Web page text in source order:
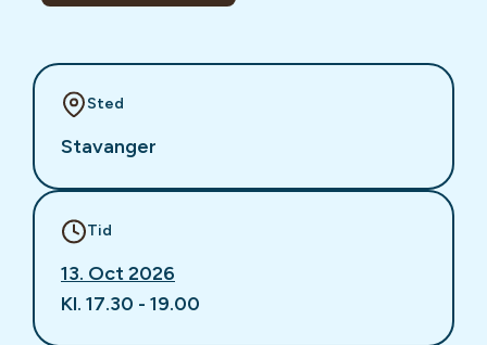
Sted
Stavanger
Tid
13. Oct 2026
Kl. 17.30 - 19.00